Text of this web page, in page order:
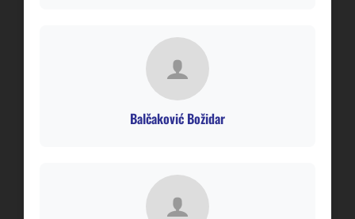
Balčaković Božidar